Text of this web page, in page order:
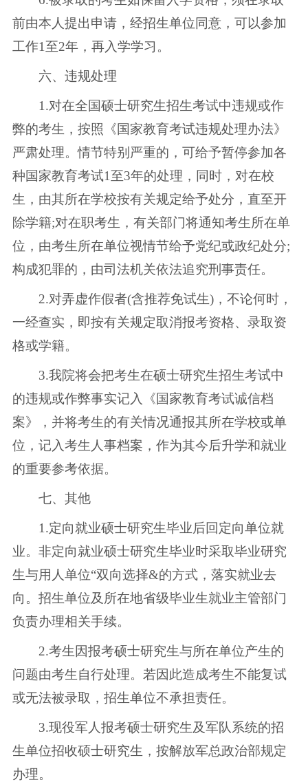
前由本人提出申请，经招生单位同意，可以参加
工作1至2年，再入学学习。
六、违规处理
1.对在全国硕士研究生招生考试中违规或作
弊的考生，按照《国家教育考试违规处理办法》
严肃处理。情节特别严重的，可给予暂停参加各
种国家教育考试1至3年的处理，同时，对在校
生，由其所在学校按有关规定给予处分，直至开
除学籍;对在职考生，有关部门将通知考生所在单
位，由考生所在单位视情节给予党纪或政纪处分;
构成犯罪的，由司法机关依法追究刑事责任。
2.对弄虚作假者(含推荐免试生)，不论何时，
一经查实，即按有关规定取消报考资格、录取资
格或学籍。
3.我院将会把考生在硕士研究生招生考试中
的违规或作弊事实记入《国家教育考试诚信档
案》，并将考生的有关情况通报其所在学校或单
位，记入考生人事档案，作为其今后升学和就业
的重要参考依据。
七、其他
1.定向就业硕士研究生毕业后回定向单位就
业。非定向就业硕士研究生毕业时采取毕业研究
生与用人单位“双向选择&的方式，落实就业去
向。招生单位及所在地省级毕业生就业主管部门
负责办理相关手续。
2.考生因报考硕士研究生与所在单位产生的
问题由考生自行处理。若因此造成考生不能复试
或无法被录取，招生单位不承担责任。
3.现役军人报考硕士研究生及军队系统的招
生单位招收硕士研究生，按解放军总政治部规定
办理。